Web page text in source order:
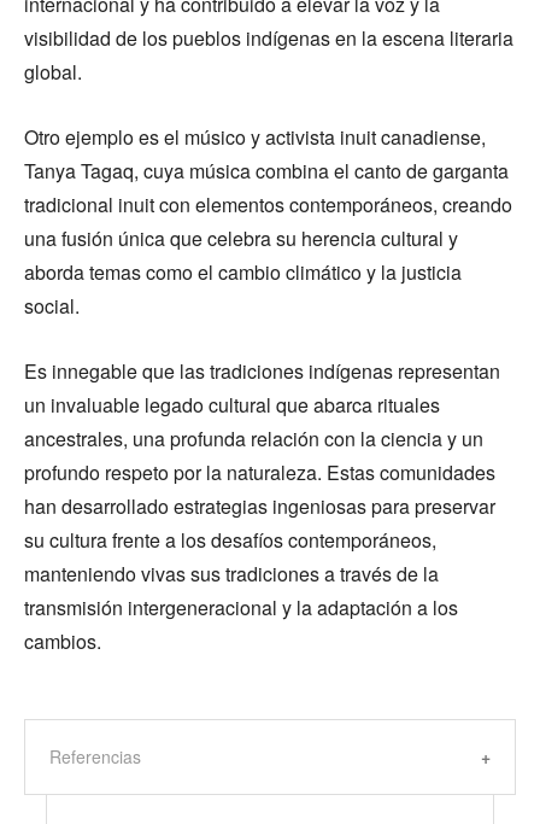
visibilidad de los pueblos indígenas en la escena literaria
global.
Otro ejemplo es el músico y activista inuit canadiense,
Tanya Tagaq, cuya música combina el canto de garganta
tradicional inuit con elementos contemporáneos, creando
una fusión única que celebra su herencia cultural y
aborda temas como el cambio climático y la justicia
social.
Es innegable que las tradiciones indígenas representan
un invaluable legado cultural que abarca rituales
ancestrales, una profunda relación con la ciencia y un
profundo respeto por la naturaleza. Estas comunidades
han desarrollado estrategias ingeniosas para preservar
su cultura frente a los desafíos contemporáneos,
manteniendo vivas sus tradiciones a través de la
transmisión intergeneracional y la adaptación a los
cambios.
Referencias